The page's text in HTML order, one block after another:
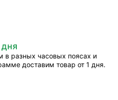
в разных часовых поясах и
доставим товар от 1 дня.